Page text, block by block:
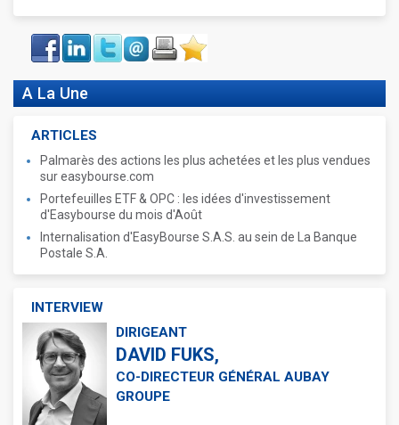
Face
book
LinkIn Twitter Envoyer ImprimerFavoris
A La Une
ARTICLES
Palmarès des actions les plus achetées et les plus vendues
sur easybourse.com
Portefeuilles ETF & OPC : les idées d'investissement
d'Easybourse du mois d'Août
Internalisation d'EasyBourse S.A.S. au sein de La Banque
Postale S.A.
INTERVIEW
DIRIGEANT
DAVID FUKS,
CO-DIRECTEUR GÉNÉRAL AUBAY
GROUPE